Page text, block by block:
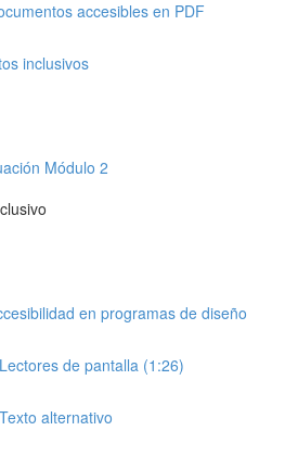
accesibles en PDF
inclusivos
Módulo 2
en programas de diseño
de pantalla (1:26)
alternativo